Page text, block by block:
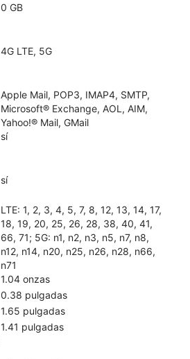
0 GB
4G LTE, 5G
Apple Mail, POP3, IMAP4, SMTP,
Microsoft® Exchange, AOL, AIM,
Yahoo!® Mail, GMail
sí
sí
LTE: 1, 2, 3, 4, 5, 7, 8, 12, 13, 14, 17,
18, 19, 20, 25, 26, 28, 38, 40, 41,
66, 71; 5G: n1, n2, n3, n5, n7, n8,
n12, n14, n20, n25, n26, n28, n66,
n71
1.04 onzas
0.38 pulgadas
1.65 pulgadas
1.41 pulgadas